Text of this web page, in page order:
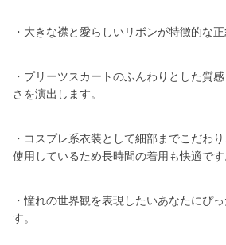
・大きな襟と愛らしいリボンが特徴的な正
・プリーツスカートのふんわりとした質
さを演出します。
・コスプレ系衣装として細部までこだわ
使用しているため長時間の着用も快適です
・憧れの世界観を表現したいあなたにぴ
す。